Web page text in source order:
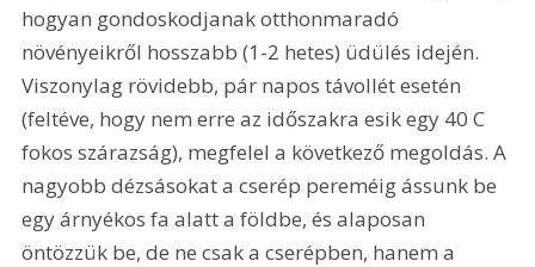
hogyan gondoskodjanak otthonmaradó
növényeikről hosszabb (1-2 hetes) üdülés idején.
Viszonylag rövidebb, pár napos távollét esetén
(feltéve, hogy nem erre az időszakra esik egy 40 C
fokos szárazság), megfelel a következő megoldás. A
nagyobb dézsásokat a cserép pereméig ássunk be
egy árnyékos fa alatt a földbe, és alaposan
öntözzük be, de ne csak a cserépben, hanem a